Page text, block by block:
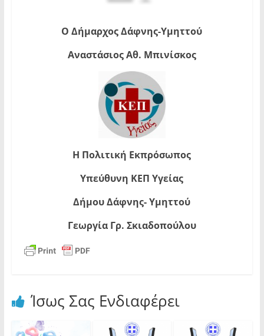
Ο Δήμαρχος Δάφνης-Υμηττού
Αναστάσιος Αθ. Μπινίσκος
Η Πολιτική Εκπρόσωπος
Υπεύθυνη ΚΕΠ Υγείας
Δήμου Δάφνης- Υμηττού
Γεωργία Γρ. Σκιαδοπούλου
Ίσως Σας Ενδιαφέρει